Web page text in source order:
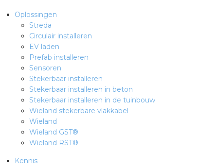
Oplossingen
Streda
Circulair installeren
EV laden
Prefab installeren
Sensoren
Stekerbaar installeren
Stekerbaar installeren in beton
Stekerbaar installeren in de tuinbouw
Wieland stekerbare vlakkabel
Wieland
Wieland GST®
Wieland RST®
Kennis